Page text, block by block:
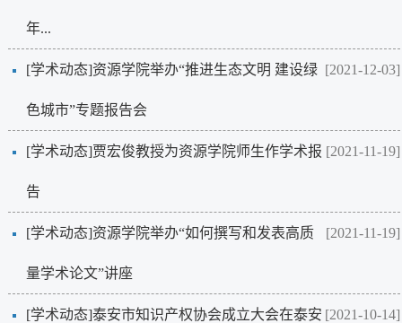
年...
[2021-12-03]
[学术动态]资源学院举办“推进生态文明 建设绿
色城市”专题报告会
[2021-11-19]
[学术动态]贾宏俊教授为资源学院师生作学术报
告
[2021-11-19]
[学术动态]资源学院举办“如何撰写和发表高质
量学术论文”讲座
[2021-10-14]
[学术动态]泰安市知识产权协会成立大会在泰安